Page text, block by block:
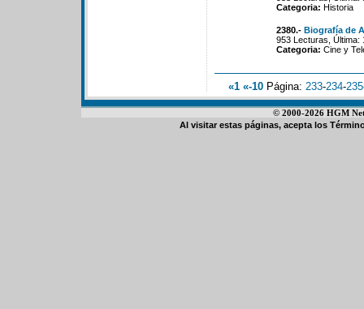
Categoria: Historia
2380.- Biografía de
953 Lecturas, Última:
Categoria: Cine y
«1 «-10 Página: 233-234-235
© 2000-2026 HGM
Al visitar estas páginas, acepta los